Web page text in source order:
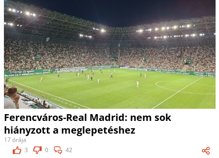
Ferencváros-Real Madrid: nem sok
hiányzott a meglepetéshez
17 órája
3
0 42